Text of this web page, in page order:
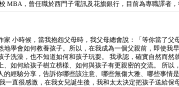
MBA，曾任職於西門子電訊及花旗銀行，目前為專職譯者
小時候，當我抱怨父母時，我父母總會說：「等你當了
學會如何教養孩子。所以，在我成為一個父親前，即使
洗澡，也不知道如何和孩子玩耍。 我承認，確實自然而
、如何給孩子樹立榜樣、如何與孩子有更親密的交流。
經驗分享，告訴你哪些該注意、哪些無傷大雅、哪些事
直很感激，在我女兒誕生後，我和太太決定把孩子送給